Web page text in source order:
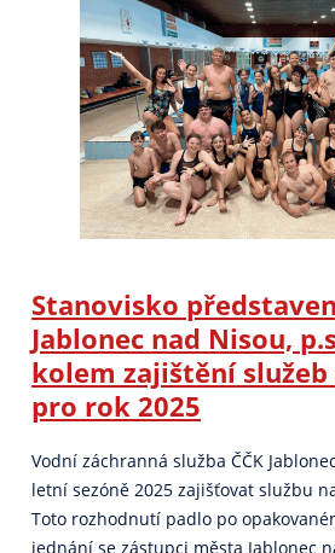
Stanovisko
Jablonec nad Nisou,
kolem zajištění služeb
pro rok 2025
Vodní záchranná služba ČČK
letní sezóně 2025 zajišťovat službu
Toto rozhodnutí padlo po
jednání se zástupci města Jablonec